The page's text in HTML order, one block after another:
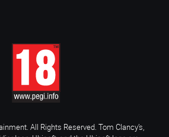
All Rights Reserved. Tom Clancy’s,